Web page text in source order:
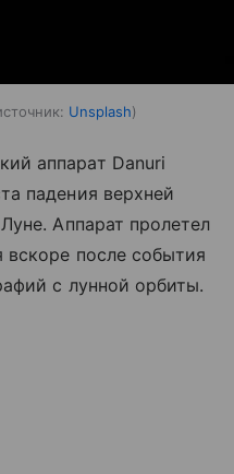
Unsplash
аппарат Danuri
падения верхней
Аппарат пролетел
после события
с лунной орбиты.